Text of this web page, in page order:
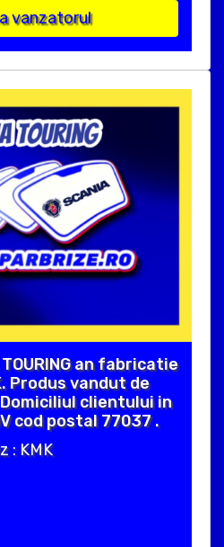
vanzatorul
an fabricatie
Produs vandut de
clientului in
cod postal 77037 .
: KMK